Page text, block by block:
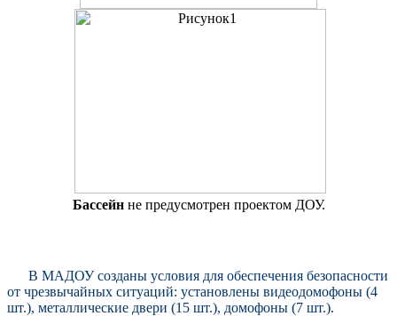
Бассейнне предусмотрен проектом ДОУ.
В МАДОУ созданы условия для обеспечения безопасности
от чрезвычайных ситуаций: установлены видеодомофоны (4
шт.), металлические двери (15 шт.), домофоны (7 шт.).